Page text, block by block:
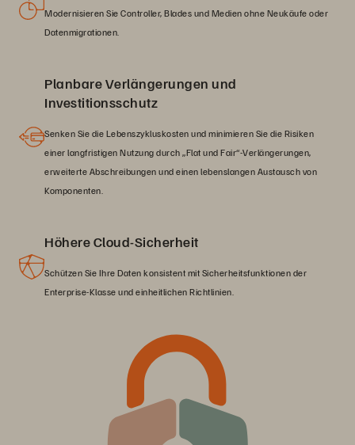
Modernisieren Sie Controller, Blades und Medien ohne Neukäufe oder
Datenmigrationen.
Planbare Verlängerungen und
Investitionsschutz
Senken Sie die Lebenszykluskosten und minimieren Sie die Risiken
einer langfristigen Nutzung durch „Flat und Fair“-Verlängerungen,
erweiterte Abschreibungen und einen lebenslangen Austausch von
Komponenten.
Höhere Cloud-Sicherheit
Schützen Sie Ihre Daten konsistent mit Sicherheitsfunktionen der
Enterprise-Klasse und einheitlichen Richtlinien.